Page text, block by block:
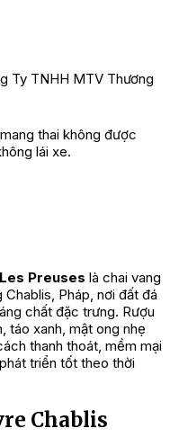
Ty TNHH MTV Thương
thai không được
lái xe.
Preuses là chai vang
Pháp, nơi đất đá
chất đặc trưng. Rượu
táo xanh, mật ong nhẹ
thanh thoát, mềm mại
triển tốt theo thời
Chablis